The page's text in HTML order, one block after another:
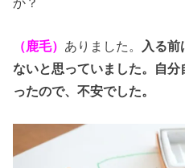
（鹿毛） ありました。
入る
ないと思っていました。自
ったので、不安でした。